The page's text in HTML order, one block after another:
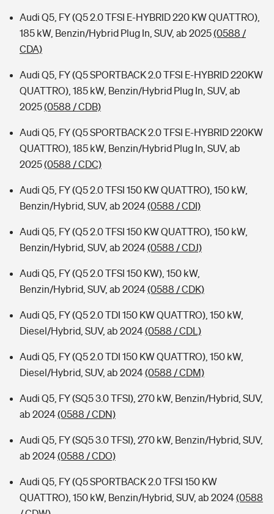
Audi Q5, FY (Q5 2.0 TFSI E-HYBRID 220 KW QUATTRO),
185 kW, Benzin/Hybrid Plug In, SUV, ab 2025(0588 /
CDA)
Audi Q5, FY (Q5 SPORTBACK 2.0 TFSI E-HYBRID 220KW
QUATTRO), 185 kW, Benzin/Hybrid Plug In, SUV, ab
2025(0588 / CDB)
Audi Q5, FY (Q5 SPORTBACK 2.0 TFSI E-HYBRID 220KW
QUATTRO), 185 kW, Benzin/Hybrid Plug In, SUV, ab
2025(0588 / CDC)
Audi Q5, FY (Q5 2.0 TFSI 150 KW QUATTRO), 150 kW,
Benzin/Hybrid, SUV, ab 2024(0588 / CDI)
Audi Q5, FY (Q5 2.0 TFSI 150 KW QUATTRO), 150 kW,
Benzin/Hybrid, SUV, ab 2024(0588 / CDJ)
Audi Q5, FY (Q5 2.0 TFSI 150 KW), 150 kW,
Benzin/Hybrid, SUV, ab 2024(0588 / CDK)
Audi Q5, FY (Q5 2.0 TDI 150 KW QUATTRO), 150 kW,
Diesel/Hybrid, SUV, ab 2024(0588 / CDL)
Audi Q5, FY (Q5 2.0 TDI 150 KW QUATTRO), 150 kW,
Diesel/Hybrid, SUV, ab 2024(0588 / CDM)
Audi Q5, FY (SQ5 3.0 TFSI), 270 kW, Benzin/Hybrid, SUV,
ab 2024(0588 / CDN)
Audi Q5, FY (SQ5 3.0 TFSI), 270 kW, Benzin/Hybrid, SUV,
ab 2024(0588 / CDO)
Audi Q5, FY (Q5 SPORTBACK 2.0 TFSI 150 KW
QUATTRO), 150 kW, Benzin/Hybrid, SUV, ab 2024(0588